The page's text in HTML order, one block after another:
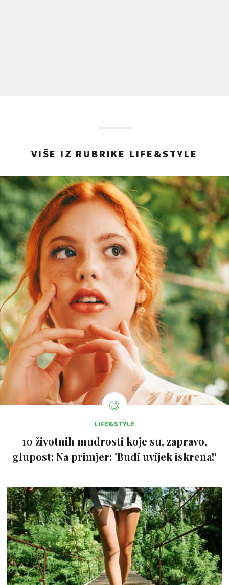
VIŠE IZ RUBRIKE LIFE&STYLE
LIFE&STYLE
10 životnih mudrosti koje su, zapravo,
glupost: Na primjer: 'Budi uvijek iskrena!'